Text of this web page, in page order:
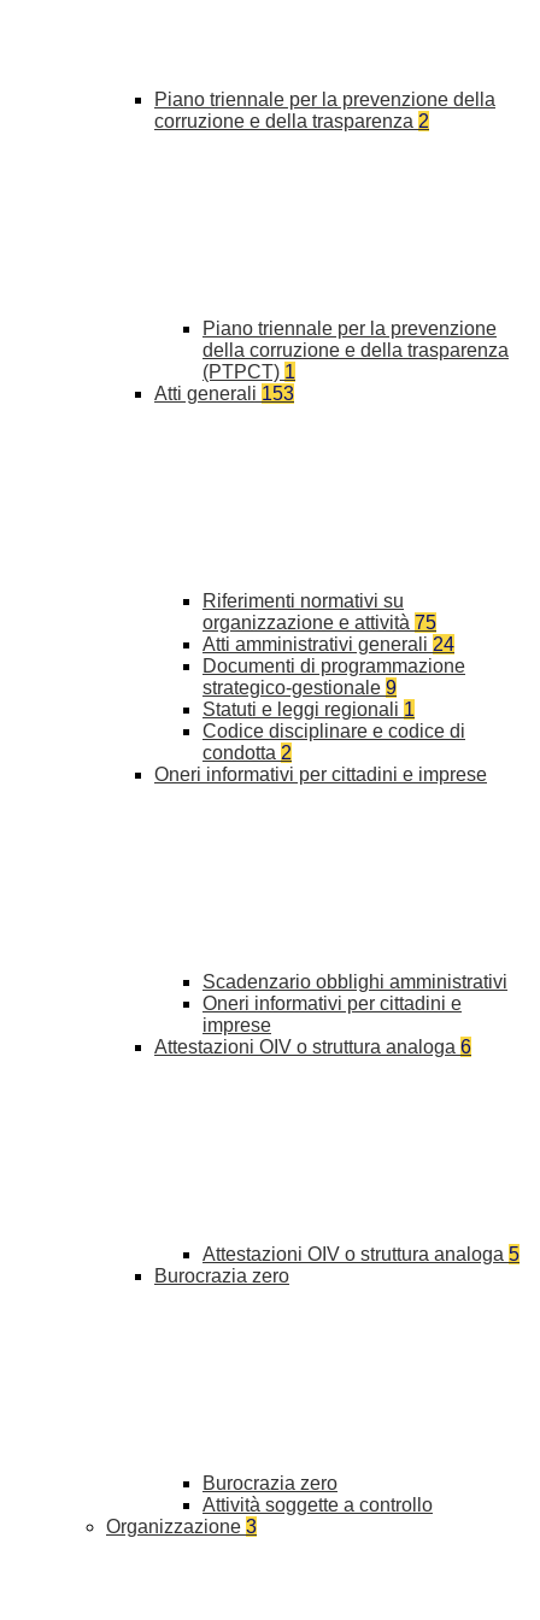
Piano triennale per la prevenzione della
corruzione e della trasparenza 2
Piano triennale per la prevenzione
della corruzione e della trasparenza
(PTPCT) 1
Atti generali 153
Riferimenti normativi su
organizzazione e attività 75
Atti amministrativi generali 24
Documenti di programmazione
strategico-gestionale 9
Statuti e leggi regionali 1
Codice disciplinare e codice di
condotta 2
Oneri informativi per cittadini e imprese
Scadenzario obblighi amministrativi
Oneri informativi per cittadini e
imprese
Attestazioni OIV o struttura analoga 6
Attestazioni OIV o struttura analoga 5
Burocrazia zero
Burocrazia zero
Attività soggette a controllo
Organizzazione 3